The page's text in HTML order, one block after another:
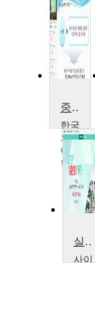
중동부유럽 국가의 문화와 종교
한국
외국
어대
학교
김
철
민
실용 일본어 독해
사이